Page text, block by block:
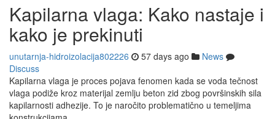
Kapilarna vlaga: Kako nastaje i
kako je prekinuti
unutarnja-hidroizolacija802226 57 days ago
News
Discuss
Kapilarna vlaga je proces pojava fenomen kada se voda tečnost
vlaga podiže kroz materijal zemlju beton zid zbog površinskih sila
kapilarnosti adhezije. To je naročito problematično u temeljima